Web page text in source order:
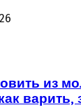
из
варить,